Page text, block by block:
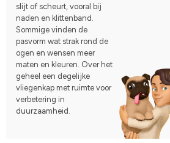
slijt of scheurt, vooral bij
naden en klittenband.
Sommige vinden de
pasvorm wat strak rond de
ogen en wensen meer
maten en kleuren. Over het
geheel een degelijke
vliegenkap met ruimte voor
verbetering in
duurzaamheid.